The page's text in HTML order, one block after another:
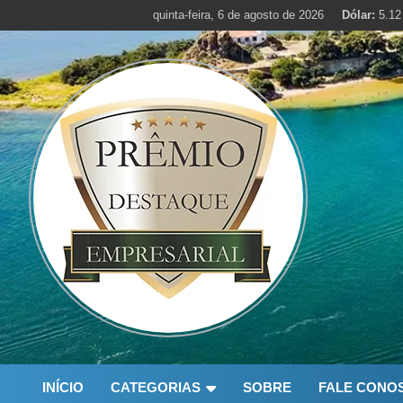
to
quinta-feira, 6 de agosto de 2026 Dólar: 5.12
INÍCIO CATEGORIAS SOBRE FALE